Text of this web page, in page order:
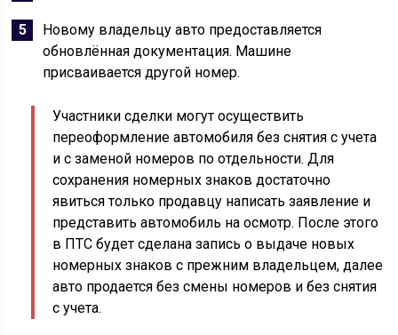
Новому владельцу авто предоставляется
обновлённая документация. Машине
присваивается другой номер.
Участники сделки могут осуществить
переоформление автомобиля без снятия с учета
и с заменой номеров по отдельности. Для
сохранения номерных знаков достаточно
явиться только продавцу написать заявление и
представить автомобиль на осмотр. После этого
в ПТС будет сделана запись о выдаче новых
номерных знаков с прежним владельцем, далее
авто продается без смены номеров и без снятия
с учета.